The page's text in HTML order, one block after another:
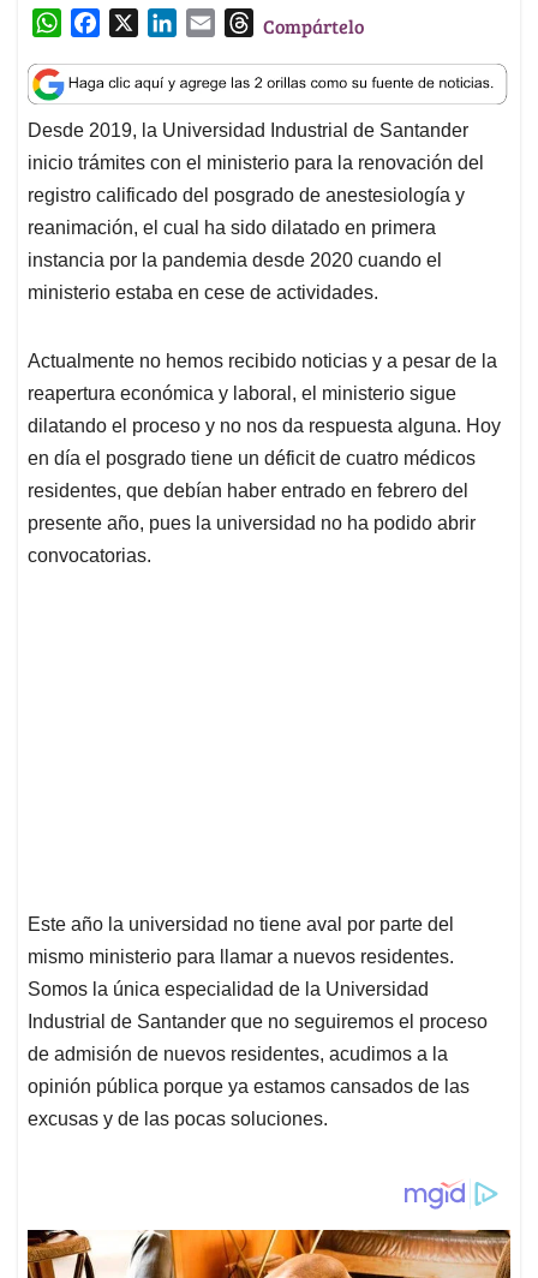
W
a
t
s
A
p
p
c
e
b
o
o
k
n
k
e
d
I
n
a
i
l
T
r
e
a
d
s
Compártelo
Desde 2019, la Universidad Industrial de Santander
inicio trámites con el ministerio para la renovación del
registro calificado del posgrado de anestesiología y
reanimación, el cual ha sido dilatado en primera
instancia por la pandemia desde 2020 cuando el
ministerio estaba en cese de actividades.
Actualmente no hemos recibido noticias y a pesar de la
reapertura económica y laboral, el ministerio sigue
dilatando el proceso y no nos da respuesta alguna. Hoy
en día el posgrado tiene un déficit de cuatro médicos
residentes, que debían haber entrado en febrero del
presente año, pues la universidad no ha podido abrir
convocatorias.
Este año la universidad no tiene aval por parte del
mismo ministerio para llamar a nuevos residentes.
Somos la única especialidad de la Universidad
Industrial de Santander que no seguiremos el proceso
de admisión de nuevos residentes, acudimos a la
opinión pública porque ya estamos cansados de las
excusas y de las pocas soluciones.